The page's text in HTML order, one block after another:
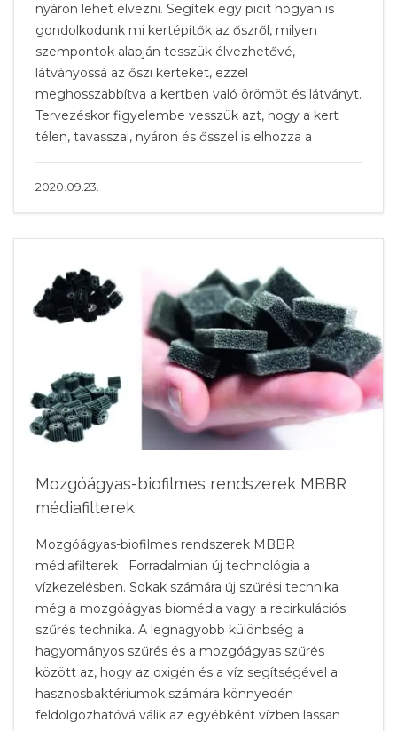
Mozgóágyas-biofilmes rendszerek MBBR
médiafilterek
Mozgóágyas-biofilmes rendszerek MBBR
médiafilterek Forradalmian új technológia a
vízkezelésben. Sokak számára új szűrési technika
még a mozgóágyas biomédia vagy a recirkulációs
szűrés technika. A legnagyobb különbség a
hagyományos szűrés és a mozgóágyas szűrés
között az, hogy az oxigén és a víz segítségével a
hasznosbaktériumok számára könnyedén
feldolgozhatóvá válik az egyébként vízben lassan
nyáron lehet élvezni. Segítek egy picit hogyan is
gondolkodunk mi kertépítők az őszről, milyen
szempontok alapján tesszük élvezhetővé,
látványossá az őszi kerteket, ezzel
meghosszabbítva a kertben való örömöt és látványt.
Tervezéskor figyelembe vesszük azt, hogy a kert
télen, tavasszal, nyáron és ősszel is elhozza a
2020.09.23.